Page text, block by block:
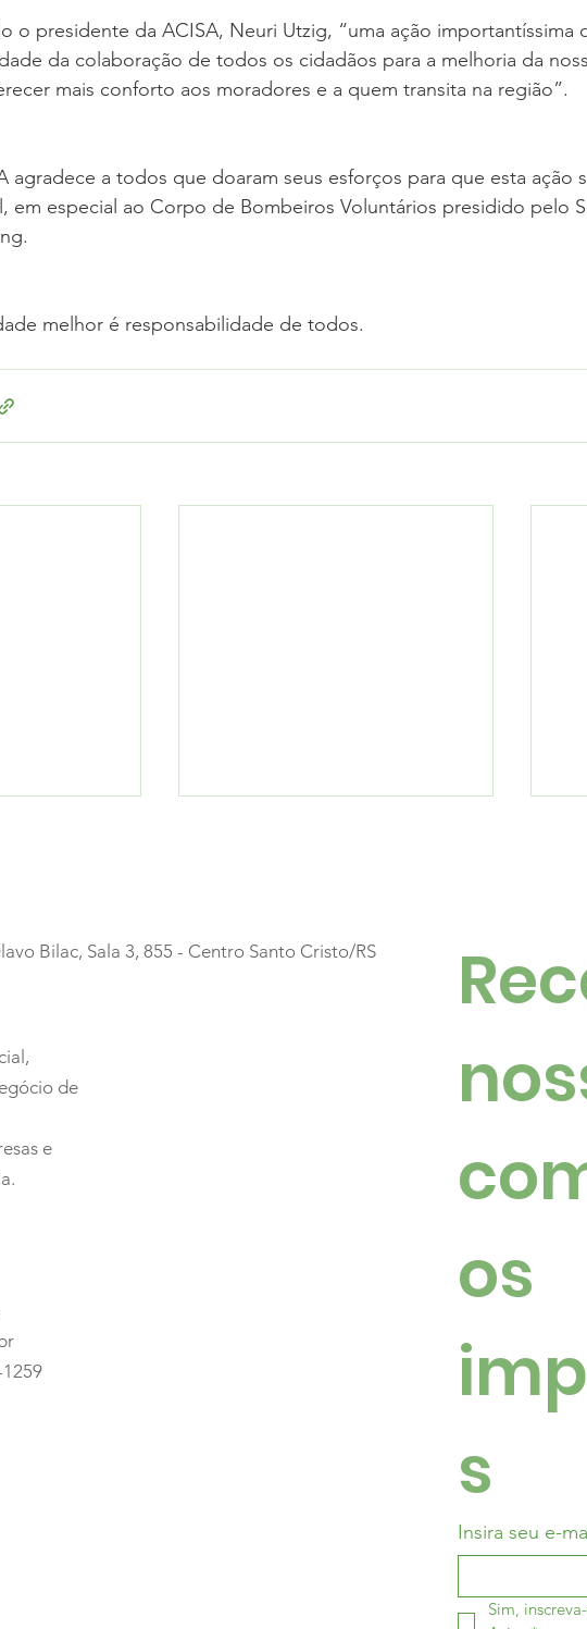
o presidente da ACISA, Neuri Utzig, “uma ação importantíssima
da colaboração de todos os cidadãos para a melhoria da
mais conforto aos moradores e a quem transita na região”.
agradece a todos que doaram seus esforços para que esta ação
em especial ao Corpo de Bombeiros Voluntários presidido pelo
melhor é responsabilidade de todos.
as
de
e
Bilac, Sala 3, 855 - Centro Santo Cristo/RS
os
s
Insira seu e-
Sim,